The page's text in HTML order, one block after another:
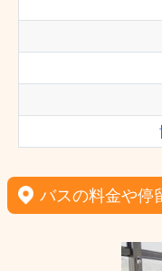
バスの料金や停